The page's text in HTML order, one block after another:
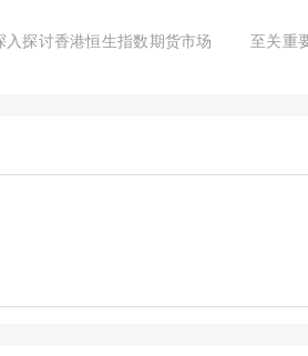
探讨香港恒生指数期货市场
至关重